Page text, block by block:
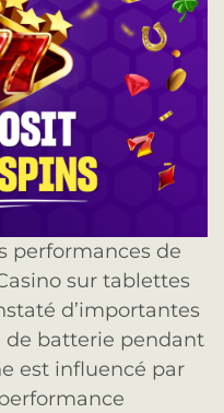
performances de
sur tablettes
d’importantes
batterie pendant
est influencé par